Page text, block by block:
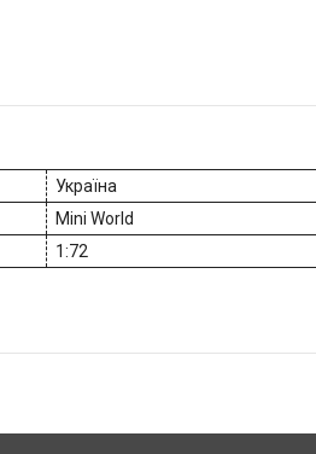
Україна
Mini World
1:72